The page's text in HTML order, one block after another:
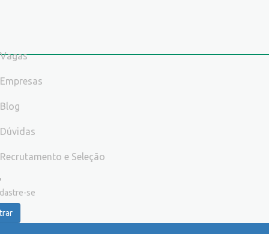
Vagas
Empresas
Blog
Dúvidas
Recrutamento e Seleção
se